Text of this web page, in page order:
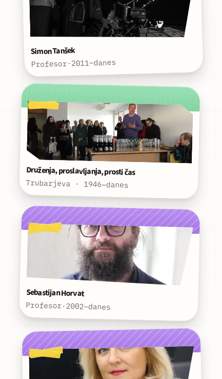
Simon Tanšek
Profesor·2011–danes
Druženja, proslavljanja, prosti čas
Trubarjeva · 1946–danes
Sebastijan Horvat
Profesor·2002–danes